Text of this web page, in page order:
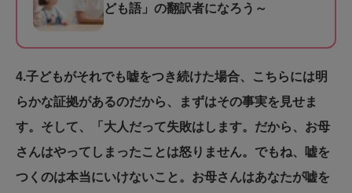
ども語」の翻訳者になろう～
4.子どもがそれでも嘘をつき続けた場合、こちらには明
らかな証拠があるのだから、まずはその事実を見せま
す。そして、「大人だって失敗はします。だから、お母
さんはやってしまったことは怒りません。でもね、嘘を
つくのは本当にいけないこと。お母さんはあなたが嘘を